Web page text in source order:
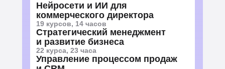
Нейросети и ИИ для
коммерческого директора
19 курсов, 14 часов
Стратегический менеджмент
и развитие бизнеса
22 курса, 23 часа
Управление процессом продаж